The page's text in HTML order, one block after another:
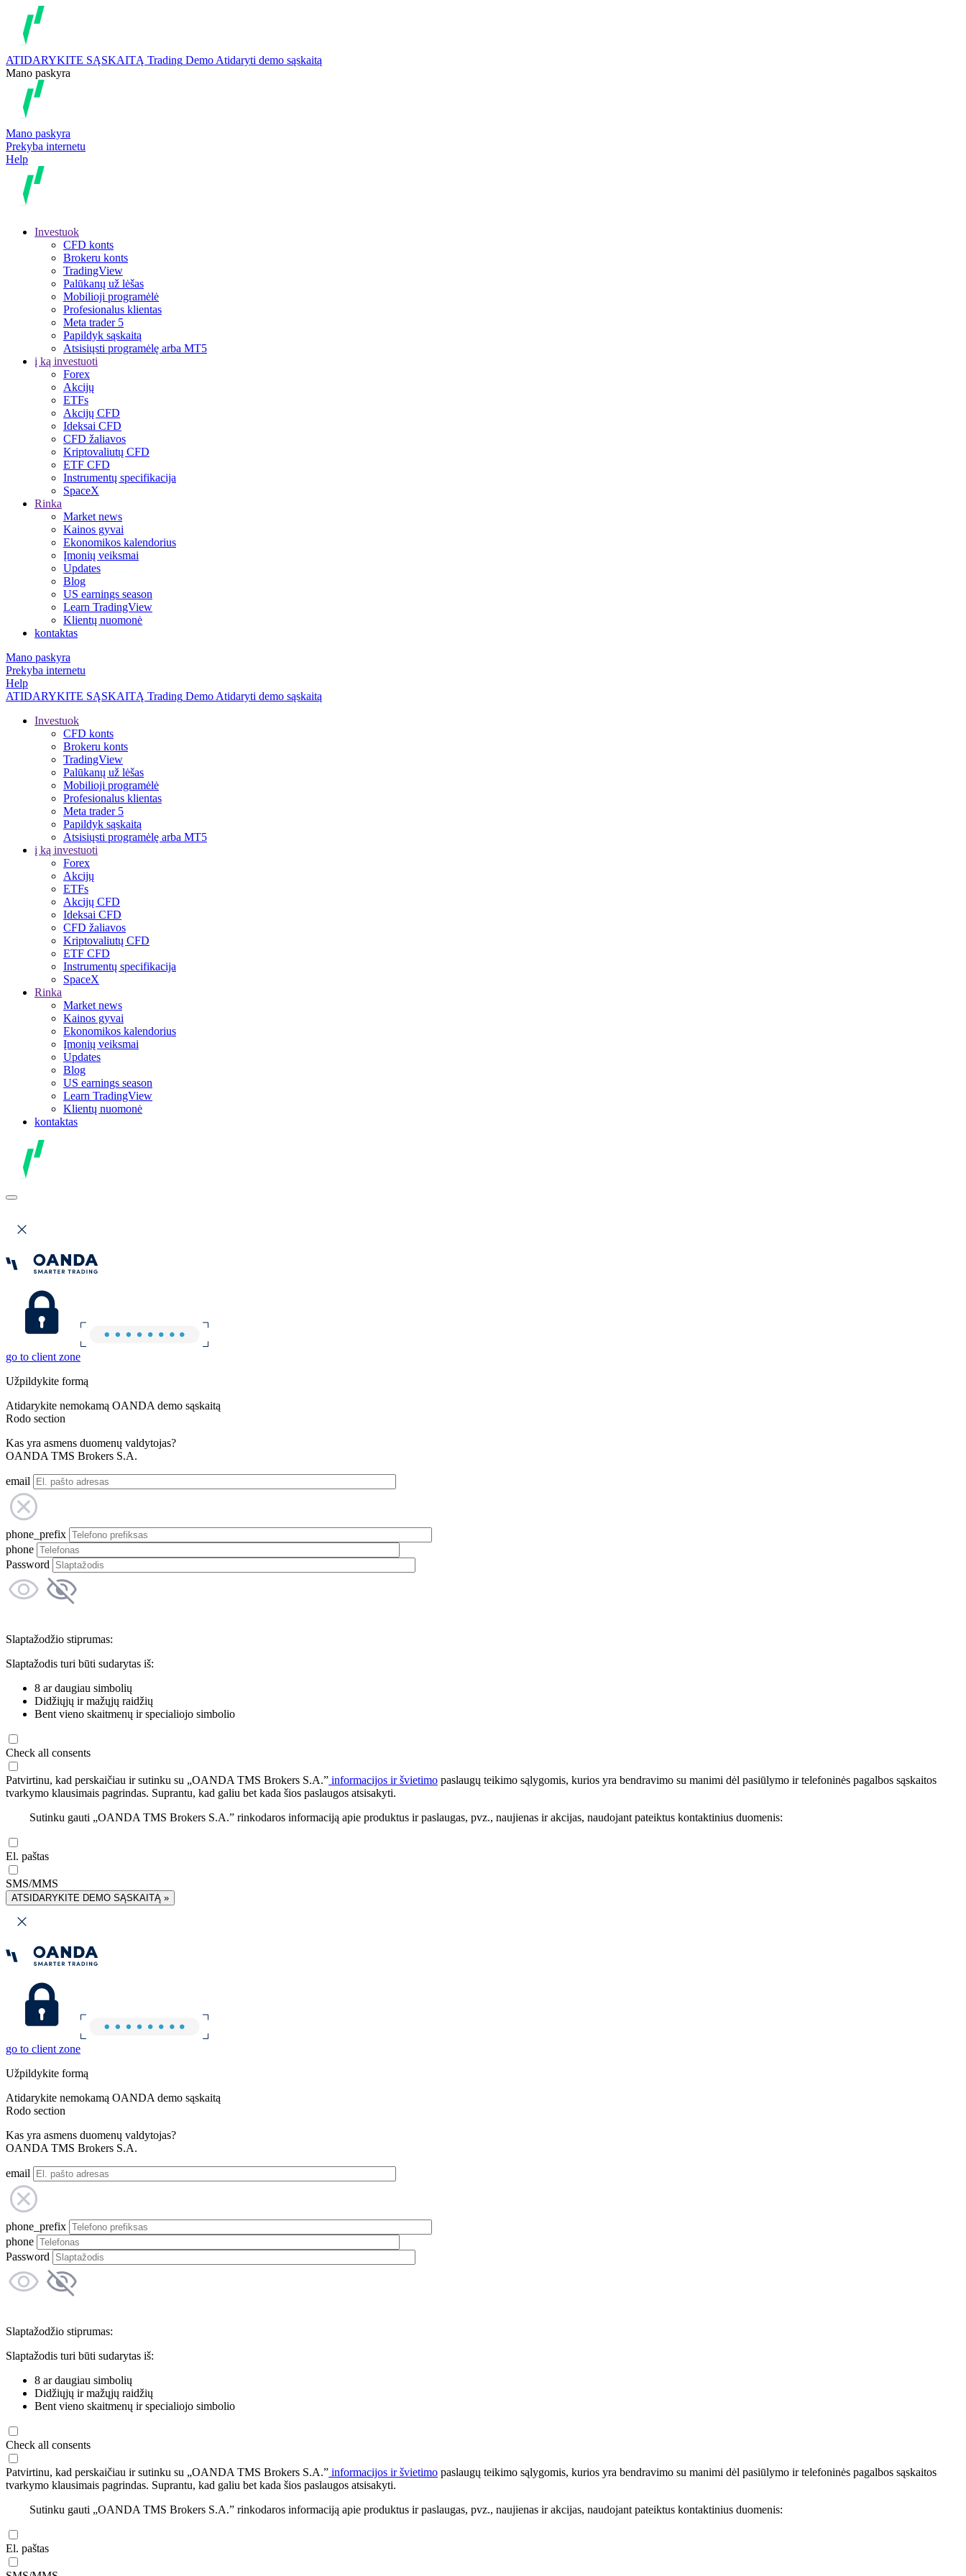
ATIDARYKITE SĄSKAITĄ Trading Demo Atidaryti demo sąskaitą
Mano paskyra
Mano paskyra
Prekyba internetu
Help
Investuok
CFD konts
Brokeru konts
TradingView
Palūkanų už lėšas
Mobilioji programėlė
Profesionalus klientas
Meta trader 5
Papildyk sąskaitą
Atsisiųsti programėlę arba MT5
į ką investuoti
Forex
Akcijų
ETFs
Akcijų CFD
Ideksai CFD
CFD žaliavos
Kriptovaliutų CFD
ETF CFD
Instrumentų specifikacija
SpaceX
Rinka
Market news
Kainos gyvai
Ekonomikos kalendorius
Įmonių veiksmai
Updates
Blog
US earnings season
Learn TradingView
Klientų nuomonė
kontaktas
Mano paskyra
Prekyba internetu
Help
ATIDARYKITE SĄSKAITĄ Trading Demo Atidaryti demo sąskaitą
Investuok
CFD konts
Brokeru konts
TradingView
Palūkanų už lėšas
Mobilioji programėlė
Profesionalus klientas
Meta trader 5
Papildyk sąskaitą
Atsisiųsti programėlę arba MT5
į ką investuoti
Forex
Akcijų
ETFs
Akcijų CFD
Ideksai CFD
CFD žaliavos
Kriptovaliutų CFD
ETF CFD
Instrumentų specifikacija
SpaceX
Rinka
Market news
Kainos gyvai
Ekonomikos kalendorius
Įmonių veiksmai
Updates
Blog
US earnings season
Learn TradingView
Klientų nuomonė
kontaktas
go to client zone
Užpildykite formą
Atidarykite nemokamą OANDA demo sąskaitą
Rodo section
Kas yra asmens duomenų valdytojas?
OANDA TMS Brokers S.A.
email
phone_prefix
phone
Password
Slaptažodžio stiprumas:
Slaptažodis turi būti sudarytas iš:
8 ar daugiau simbolių
Didžiųjų ir mažųjų raidžių
Bent vieno skaitmenų ir specialiojo simbolio
Check all consents
Patvirtinu, kad perskaičiau ir sutinku su „OANDA TMS Brokers S.A.” informacijos ir švietimo paslaugų teikimo sąlygomis, kurios yra bendravimo su manimi dėl pasiūlymo ir telefoninės pagalbos sąskaitos
tvarkymo klausimais pagrindas. Suprantu, kad galiu bet kada šios paslaugos atsisakyti.
Sutinku gauti „OANDA TMS Brokers S.A.” rinkodaros informaciją apie produktus ir paslaugas, pvz., naujienas ir akcijas, naudojant pateiktus kontaktinius duomenis:
El. paštas
SMS/MMS
ATSIDARYKITE DEMO SĄSKAITĄ »
go to client zone
Užpildykite formą
Atidarykite nemokamą OANDA demo sąskaitą
Rodo section
Kas yra asmens duomenų valdytojas?
OANDA TMS Brokers S.A.
email
phone_prefix
phone
Password
Slaptažodžio stiprumas:
Slaptažodis turi būti sudarytas iš:
8 ar daugiau simbolių
Didžiųjų ir mažųjų raidžių
Bent vieno skaitmenų ir specialiojo simbolio
Check all consents
Patvirtinu, kad perskaičiau ir sutinku su „OANDA TMS Brokers S.A.” informacijos ir švietimo paslaugų teikimo sąlygomis, kurios yra bendravimo su manimi dėl pasiūlymo ir telefoninės pagalbos sąskaitos
tvarkymo klausimais pagrindas. Suprantu, kad galiu bet kada šios paslaugos atsisakyti.
Sutinku gauti „OANDA TMS Brokers S.A.” rinkodaros informaciją apie produktus ir paslaugas, pvz., naujienas ir akcijas, naudojant pateiktus kontaktinius duomenis:
El. paštas